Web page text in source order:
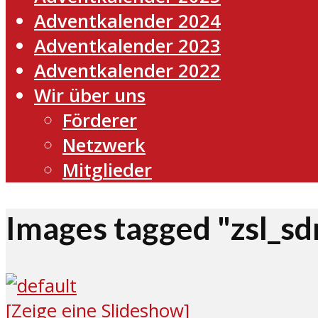
Adventkalender 2024
Adventkalender 2023
Adventkalender 2022
Wir über uns
Förderer
Netzwerk
Mitglieder
Images tagged
[Zeige eine Slideshow]